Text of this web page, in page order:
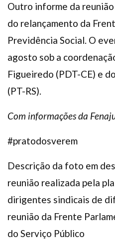
Outro informe da
do relançamento da
Previdência Social. O
agosto sob a
Figueiredo (PDT-CE) e
(PT-RS).
Com informações da
#pratodosverem
Descrição da foto em
reunião realizada pela
dirigentes sindicais de
reunião da Frente
do Serviço Público